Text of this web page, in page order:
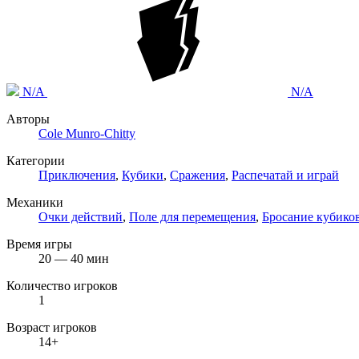
N/A
N/A
Авторы
Cole Munro-Chitty
Категории
Приключения, Кубики, Сражения, Распечатай и играй
Механики
Очки действий, Поле для перемещения, Бросание
Время игры
20 — 40 мин
Количество игроков
1
Возраст игроков
14+